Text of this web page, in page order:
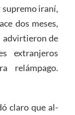
supremo iraní,
dos meses,
advirtieron de
extranjeros
relámpago.
claro que al-